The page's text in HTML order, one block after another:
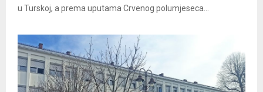
u Turskoj, a prema uputama Crvenog polumjeseca...